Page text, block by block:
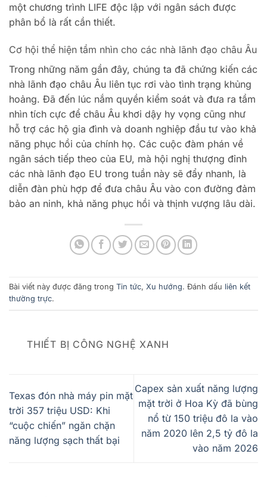
một chương trình LIFE độc lập với ngân sách được
phân bổ là rất cần thiết.
Cơ hội thể hiện tầm nhìn cho các nhà lãnh đạo châu Âu
Trong những năm gần đây, chúng ta đã chứng kiến ​​các
nhà lãnh đạo châu Âu liên tục rơi vào tình trạng khủng
hoảng. Đã đến lúc nắm quyền kiểm soát và đưa ra tầm
nhìn tích cực để châu Âu khơi dậy hy vọng cũng như
hỗ trợ các hộ gia đình và doanh nghiệp đầu tư vào khả
năng phục hồi của chính họ. Các cuộc đàm phán về
ngân sách tiếp theo của EU, mà hội nghị thượng đỉnh
các nhà lãnh đạo EU trong tuần này sẽ đẩy nhanh, là
diễn đàn phù hợp để đưa châu Âu vào con đường đảm
bảo an ninh, khả năng phục hồi và thịnh vượng lâu dài.
Bài viết này được đăng trong Tin tức, Xu hướng. Đánh dấu liên kết
thường trực.
THIẾT BỊ CÔNG NGHỆ XANH
Texas đón nhà máy pin mặt
trời 357 triệu USD: Khi
“cuộc chiến” ngăn chặn
năng lượng sạch thất bại
Capex sản xuất năng lượng
mặt trời ở Hoa Kỳ đã bùng
nổ từ 150 triệu đô la vào
năm 2020 lên 2,5 tỷ đô la
vào năm 2026